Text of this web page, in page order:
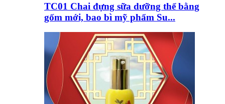
TC01 Chai đựng sữa dưỡng thể bằng
gốm mới, bao bì mỹ phẩm Su...